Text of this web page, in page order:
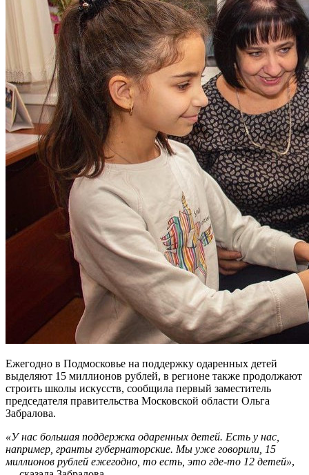
Ежегодно в Подмосковье на поддержку одаренных детей
выделяют 15 миллионов рублей, в регионе также продолжают
строить школы искусств, сообщила первый заместитель
председателя правительства Московской области Ольга
Забралова.
«У нас большая поддержка одаренных детей. Есть у нас,
например, гранты губернаторские. Мы уже говорили, 15
миллионов рублей ежегодно, то есть, это где-то 12 детей»,